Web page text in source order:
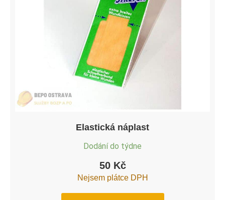
Elastická náplast
Dodání do týdne
50 Kč
Nejsem plátce DPH